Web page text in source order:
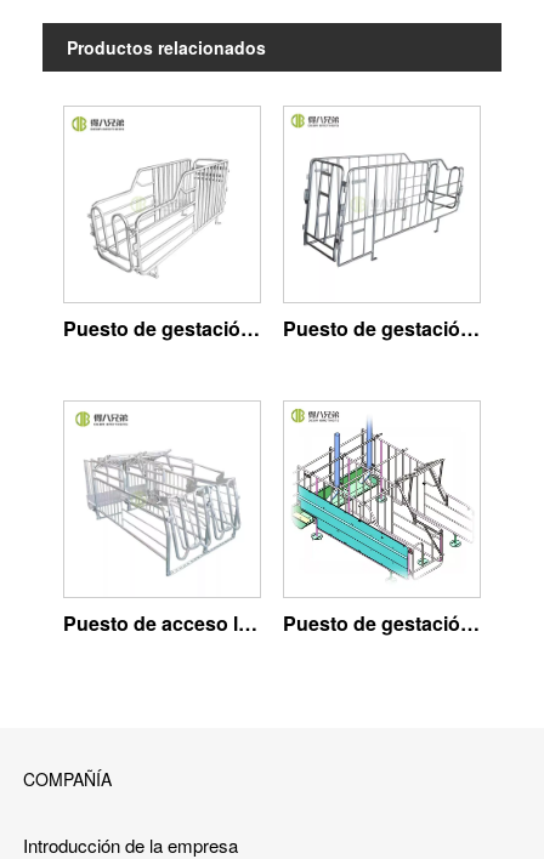
Productos relacionados
Puesto de gestación tipo tubería Puesto de gestación de barra sólida
Puesto de acceso libre Puesto de gestación español
COMPAÑÍA
Introducción de la empresa